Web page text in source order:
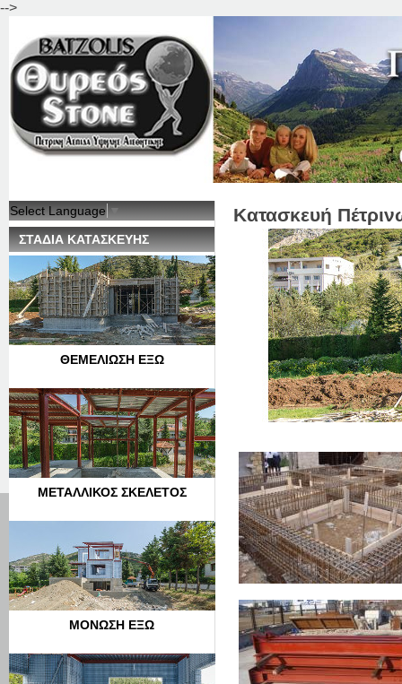
-->
Κατασκευή
Select Language▼
ΣΤΑΔΙΑ ΚΑΤΑΣΚΕΥΗΣ
ΘΕΜΕΛΙΩΣΗ ΕΞΩ
ΜΕΤΑΛΛΙΚΟΣ ΣΚΕΛΕΤΟΣ
ΜΟΝΩΣΗ ΕΞΩ